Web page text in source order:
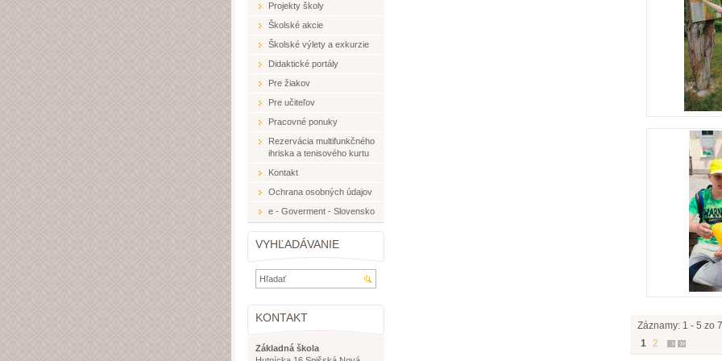
Záznamy: 1 - 5 zo 7
1 2
Projekty školy
Školské akcie
Školské výlety a exkurzie
Didaktické portály
Pre žiakov
Pre učiteľov
Pracovné ponuky
Rezervácia multifunkčného
ihriska a tenisového kurtu
Kontakt
Ochrana osobných údajov
e - Goverment - Slovensko
VYHĽADÁVANIE
KONTAKT
Základná škola